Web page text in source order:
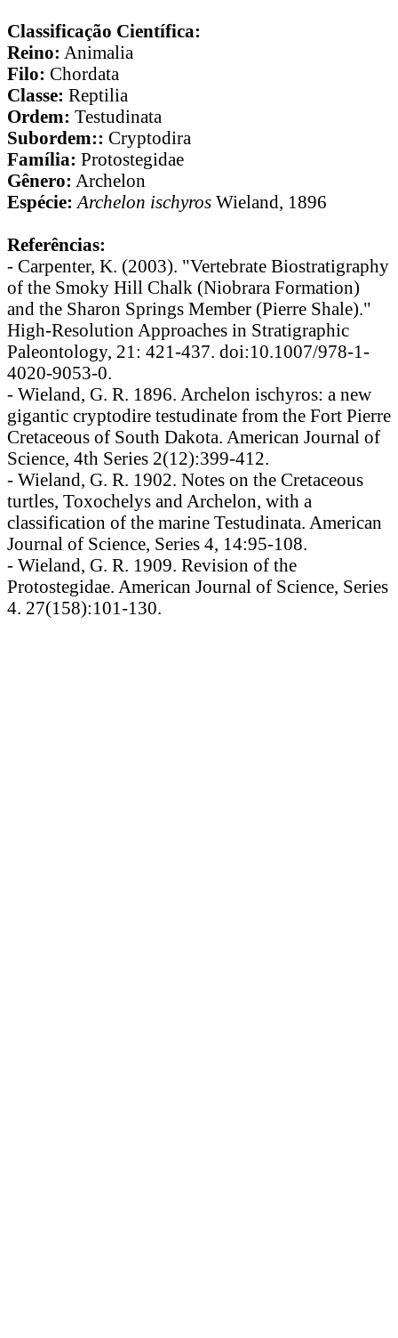
Classificação Científica:
Reino: Animalia
Filo: Chordata
Classe: Reptilia
Ordem: Testudinata
Subordem:: Cryptodira
Família: Protostegidae
Gênero: Archelon
Espécie: Archelon ischyros Wieland, 1896
Referências:
- Carpenter, K. (2003). "Vertebrate Biostratigraphy
of the Smoky Hill Chalk (Niobrara Formation)
and the Sharon Springs Member (Pierre Shale)."
High-Resolution Approaches in Stratigraphic
Paleontology, 21: 421-437. doi:10.1007/978-1-
4020-9053-0.
- Wieland, G. R. 1896. Archelon ischyros: a new
gigantic cryptodire testudinate from the Fort Pierre
Cretaceous of South Dakota. American Journal of
Science, 4th Series 2(12):399-412.
- Wieland, G. R. 1902. Notes on the Cretaceous
turtles, Toxochelys and Archelon, with a
classification of the marine Testudinata. American
Journal of Science, Series 4, 14:95-108.
- Wieland, G. R. 1909. Revision of the
Protostegidae. American Journal of Science, Series
4. 27(158):101-130.